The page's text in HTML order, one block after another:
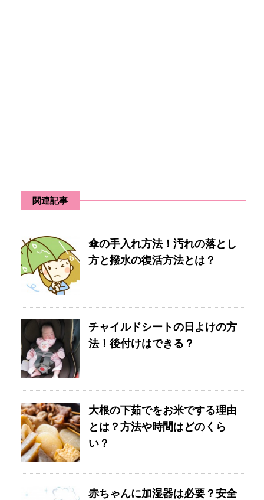
関連記事
傘の手入れ方法！汚れの落とし
方と撥水の復活方法とは？
チャイルドシートの日よけの方
法！後付けはできる？
大根の下茹でをお米でする理由
とは？方法や時間はどのくら
い？
赤ちゃんに加湿器は必要？安全